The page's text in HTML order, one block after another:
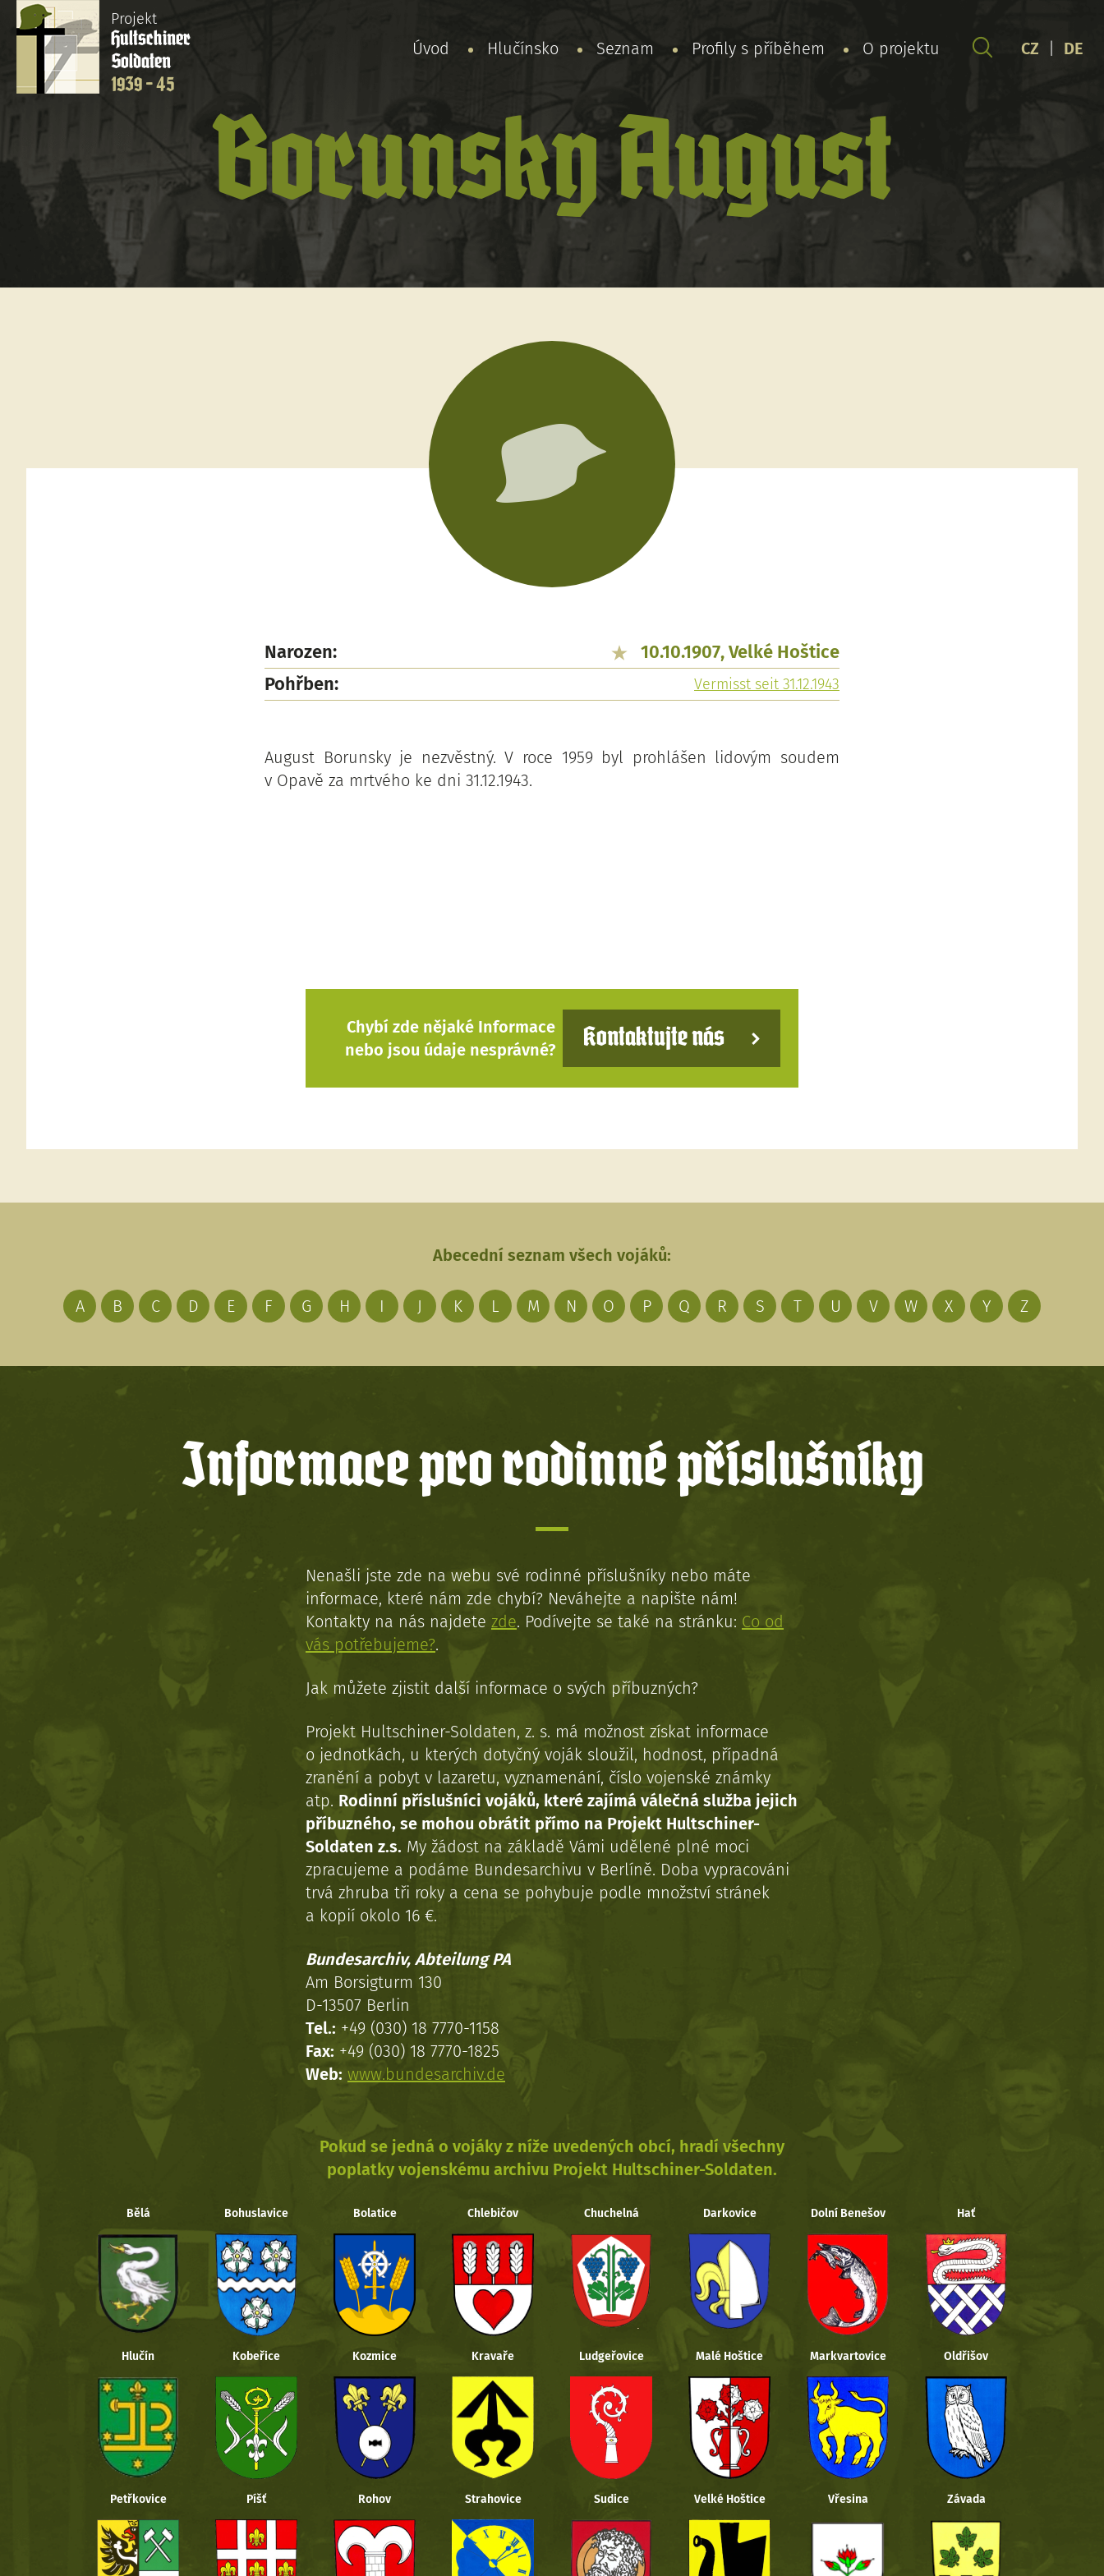
Projekt
Hultschiner
Soldaten
1939 - 45
Úvod Hlučínsko Seznam Profily s příběhem O projektu CZ DE
Borunsky August
Narozen:
10.10.1907, Velké Hoštice
Pohřben:
Vermisst seit 31.12.1943
August Borunsky je nezvěstný. V roce 1959 byl prohlášen lidovým soudem
v Opavě za mrtvého ke dni 31.12.1943.
Chybí zde nějaké Informace
nebo jsou údaje nesprávné?
Kontaktujte nás
Abecední seznam všech vojáků:
A B C D E F G H I J K L M N O P Q R S T U V W X Y Z
Informace pro rodinné příslušníky
Nenašli jste zde na webu své rodinné příslušníky nebo máte
informace, které nám zde chybí? Neváhejte a napište nám!
Kontakty na nás najdete zde. Podívejte se také na stránku: Co od
vás potřebujeme?.
Jak můžete zjistit další informace o svých příbuzných?
Projekt Hultschiner-Soldaten, z. s. má možnost získat informace
o jednotkách, u kterých dotyčný voják sloužil, hodnost, případná
zranění a pobyt v lazaretu, vyznamenání, číslo vojenské známky
atp. Rodinní příslušníci vojáků, které zajímá válečná služba jejich
příbuzného, se mohou obrátit přímo na Projekt Hultschiner-
Soldaten z.s. My žádost na základě Vámi udělené plné moci
zpracujeme a podáme Bundesarchivu v Berlíně. Doba vypracováni
trvá zhruba tři roky a cena se pohybuje podle množství stránek
a kopií okolo 16 €.
Bundesarchiv, Abteilung PA
Am Borsigturm 130
D-13507 Berlin
Tel.: +49 (030) 18 7770-1158
Fax: +49 (030) 18 7770-1825
Web: www.bundesarchiv.de
Pokud se jedná o vojáky z níže uvedených obcí, hradí všechny
poplatky vojenskému archivu Projekt Hultschiner-Soldaten.
Bělá Bohuslavice Bolatice Chlebičov Chuchelná Darkovice Dolní Benešov Hať
Hlučín Kobeřice Kozmice Kravaře Ludgeřovice Malé Hoštice Markvartovice Oldřišov
Petřkovice Píšť Rohov Strahovice Sudice Velké Hoštice Vřesina Závada